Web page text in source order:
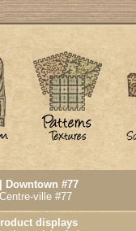
Downtown #77
ville #77
displays